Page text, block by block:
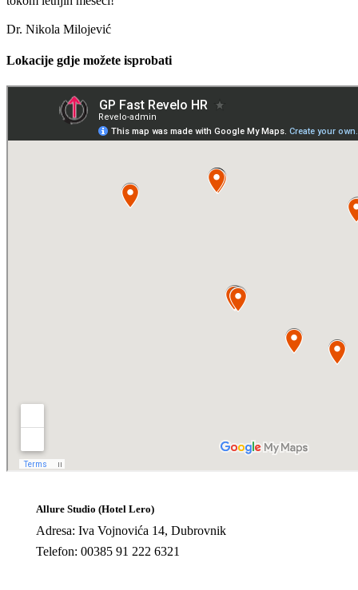
Dr. Nikola Milojević
Lokacije gdje možete isprobati
Allure Studio (Hotel Lero)
Adresa: Iva Vojnovića 14, Dubrovnik
Telefon: 00385 91 222 6321